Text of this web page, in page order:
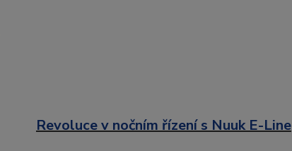
Revoluce v nočním řízení s Nuuk E-Line